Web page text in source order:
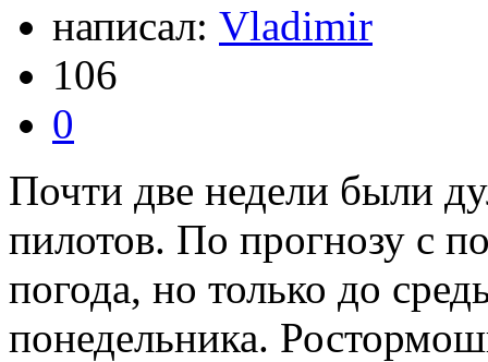
написал: Vladimir
106
0
Почти две недели были
пилотов. По прогнозу с
погода, но только до
понедельника.